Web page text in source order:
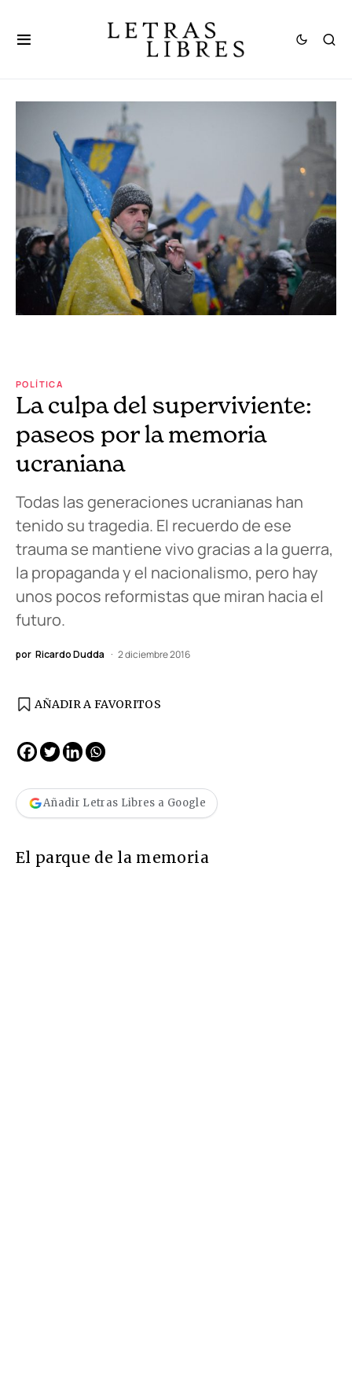
POLÍTICA
La culpa del superviviente:
paseos por la memoria
ucraniana
Todas las generaciones ucranianas han
tenido su tragedia. El recuerdo de ese
trauma se mantiene vivo gracias a la guerra,
la propaganda y el nacionalismo, pero hay
unos pocos reformistas que miran hacia el
futuro.
por Ricardo Dudda 2 diciembre 2016
AÑADIR A FAVORITOS
Añadir Letras Libres a Google
El parque de la memoria